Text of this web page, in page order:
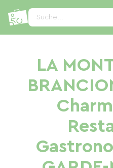
Suche...
LA
Cookie-Einstellungen